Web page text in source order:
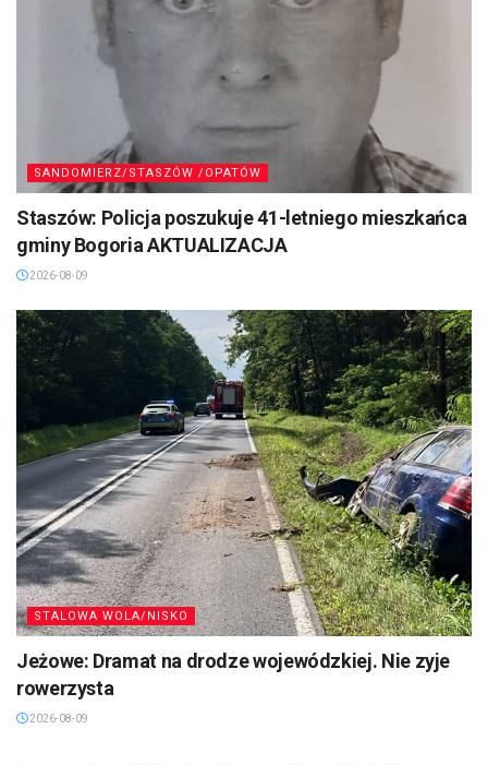
SANDOMIERZ/STASZÓW /OPATÓW
Staszów: Policja poszukuje 41-letniego mieszkańca
gminy Bogoria AKTUALIZACJA
2026-08-09
STALOWA WOLA/NISKO
Jeżowe: Dramat na drodze wojewódzkiej. Nie zyje
rowerzysta
2026-08-09